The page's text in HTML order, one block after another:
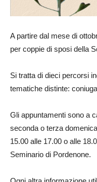
A partire dal mese di
per coppie di sposi della
Si tratta di dieci percorsi
tematiche distinte:
Gli appuntamenti sono a
seconda o terza
15.00 alle 17.00 o alle
Seminario di Pordenone.